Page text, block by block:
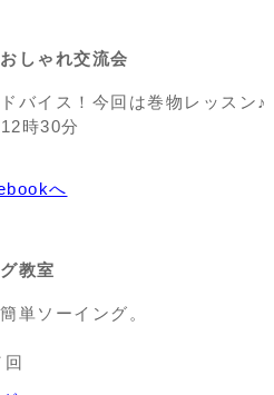
しゃれ交流会
バイス！今回は巻物レッスン♪
時30分
へ
教室
単ソーイング。